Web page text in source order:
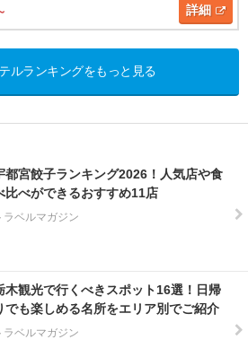
詳細
ルランキングをもっと見る
都宮餃子ランキング2026！人気店や食
比べができるおすすめ11店
ラベルマガジン
木観光で行くべきスポット16選！日帰
でも楽しめる名所をエリア別でご紹介
ラベルマガジン